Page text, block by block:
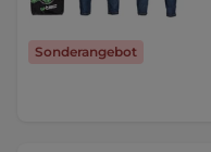
Sonderangebot